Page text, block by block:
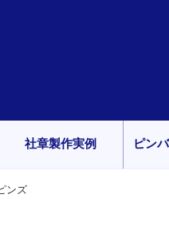
社章製作実例 ピン
ンズ